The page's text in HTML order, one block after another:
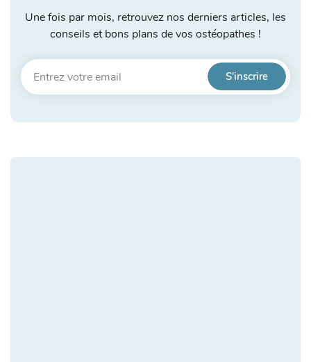
Une fois par mois, retrouvez nos derniers articles, les
conseils et bons plans de vos ostéopathes !